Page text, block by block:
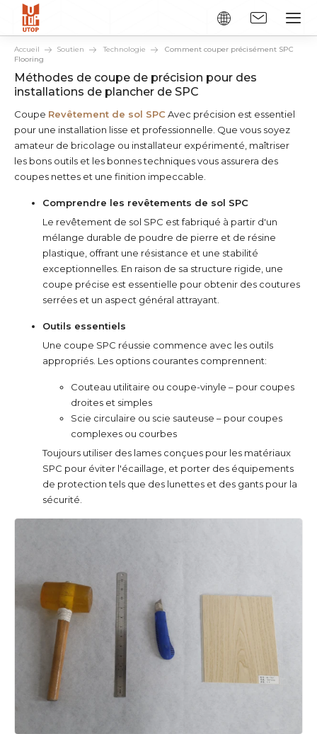
Accueil Soutien Technologie
Comment couper précisément SPC
Flooring
Méthodes de coupe de précision pour des
installations de plancher de SPC
Coupe Revêtement de sol SPCAvec précision est essentiel
pour une installation lisse et professionnelle. Que vous soyez
amateur de bricolage ou installateur expérimenté, maîtriser
les bons outils et les bonnes techniques vous assurera des
coupes nettes et une finition impeccable.
Comprendre les revêtements de sol SPC
Le revêtement de sol SPC est fabriqué à partir d'un
mélange durable de poudre de pierre et de résine
plastique, offrant une résistance et une stabilité
exceptionnelles. En raison de sa structure rigide, une
coupe précise est essentielle pour obtenir des coutures
serrées et un aspect général attrayant.
Outils essentiels
Une coupe SPC réussie commence avec les outils
appropriés. Les options courantes comprennent:
Couteau utilitaire ou coupe-vinyle – pour coupes
droites et simples
Scie circulaire ou scie sauteuse – pour coupes
complexes ou courbes
Toujours utiliser des lames conçues pour les matériaux
SPC pour éviter l'écaillage, et porter des équipements
de protection tels que des lunettes et des gants pour la
sécurité.